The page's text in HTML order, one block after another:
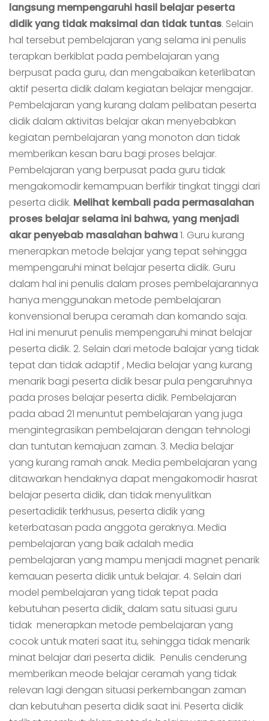
langsung mempengaruhi hasil belajar peserta
didik yang tidak maksimal dan tidak tuntas. Selain
hal tersebut pembelajaran yang selama ini penulis
terapkan berkiblat pada pembelajaran yang
berpusat pada guru, dan mengabaikan keterlibatan
aktif peserta didik dalam kegiatan belajar mengajar.
Pembelajaran yang kurang dalam pelibatan peserta
didik dalam aktivitas belajar akan menyebabkan
kegiatan pembelajaran yang monoton dan tidak
memberikan kesan baru bagi proses belajar.
Pembelajaran yang berpusat pada guru tidak
mengakomodir kemampuan berfikir tingkat tinggi dari
peserta didik. Melihat kembali pada permasalahan
proses belajar selama ini bahwa, yang menjadi
akar penyebab masalahan bahwa1. Guru kurang
menerapkan metode belajar yang tepat sehingga
mempengaruhi minat belajar peserta didik. Guru
dalam hal ini penulis dalam proses pembelajarannya
hanya menggunakan metode pembelajaran
konvensional berupa ceramah dan komando saja.
Hal ini menurut penulis mempengaruhi minat belajar
peserta didik. 2. Selain dari metode balajar yang tidak
tepat dan tidak adaptif , Media belajar yang kurang
menarik bagi peserta didik besar pula pengaruhnya
pada proses belajar peserta didik. Pembelajaran
pada abad 21 menuntut pembelajaran yang juga
mengintegrasikan pembelajaran dengan tehnologi
dan tuntutan kemajuan zaman. 3. Media belajar
yang kurang ramah anak. Media pembelajaran yang
ditawarkan hendaknya dapat mengakomodir hasrat
belajar peserta didik, dan tidak menyulitkan
pesertadidik terkhusus, peserta didik yang
keterbatasan pada anggota geraknya. Media
pembelajaran yang baik adalah media
pembelajaran yang mampu menjadi magnet penarik
kemauan peserta didik untuk belajar. 4. Selain dari
model pembelajaran yang tidak tepat pada
kebutuhan peserta didik¸ dalam satu situasi guru
tidak menerapkan metode pembelajaran yang
cocok untuk materi saat itu, sehingga tidak menarik
minat belajar dari peserta didik. Penulis cenderung
memberikan meode belajar ceramah yang tidak
relevan lagi dengan situasi perkembangan zaman
dan kebutuhan peserta didik saat ini. Peserta didik